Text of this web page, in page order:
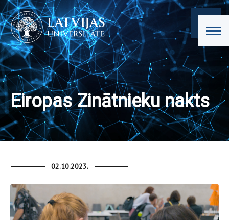
Eiropas Zinātnieku nakts
02.10.2023.